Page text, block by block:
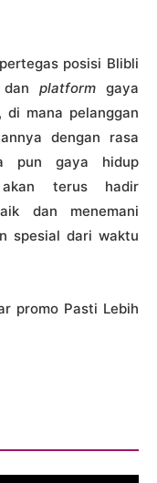
posisi Blibli
dan platformgaya
mana pelanggan
dengan rasa
pun gaya hidup
terus hadir
dan menemani
spesial dari waktu
promo Pasti Lebih